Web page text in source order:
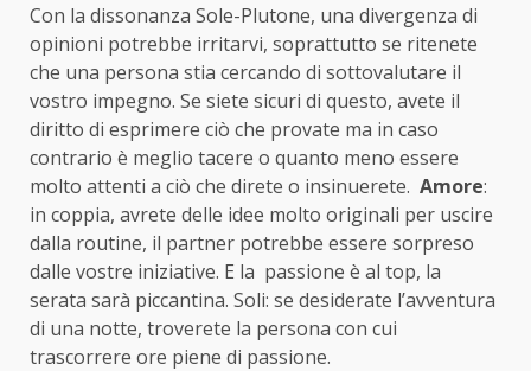
Con la dissonanza Sole-Plutone, una divergenza di
opinioni potrebbe irritarvi, soprattutto se ritenete
che una persona stia cercando di sottovalutare il
vostro impegno. Se siete sicuri di questo, avete il
diritto di esprimere ciò che provate ma in caso
contrario è meglio tacere o quanto meno essere
molto attenti a ciò che direte o insinuerete. Amore:
in coppia, avrete delle idee molto originali per uscire
dalla routine, il partner potrebbe essere sorpreso
dalle vostre iniziative. E la passione è al top, la
serata sarà piccantina. Soli: se desiderate l’avventura
di una notte, troverete la persona con cui
trascorrere ore piene di passione.